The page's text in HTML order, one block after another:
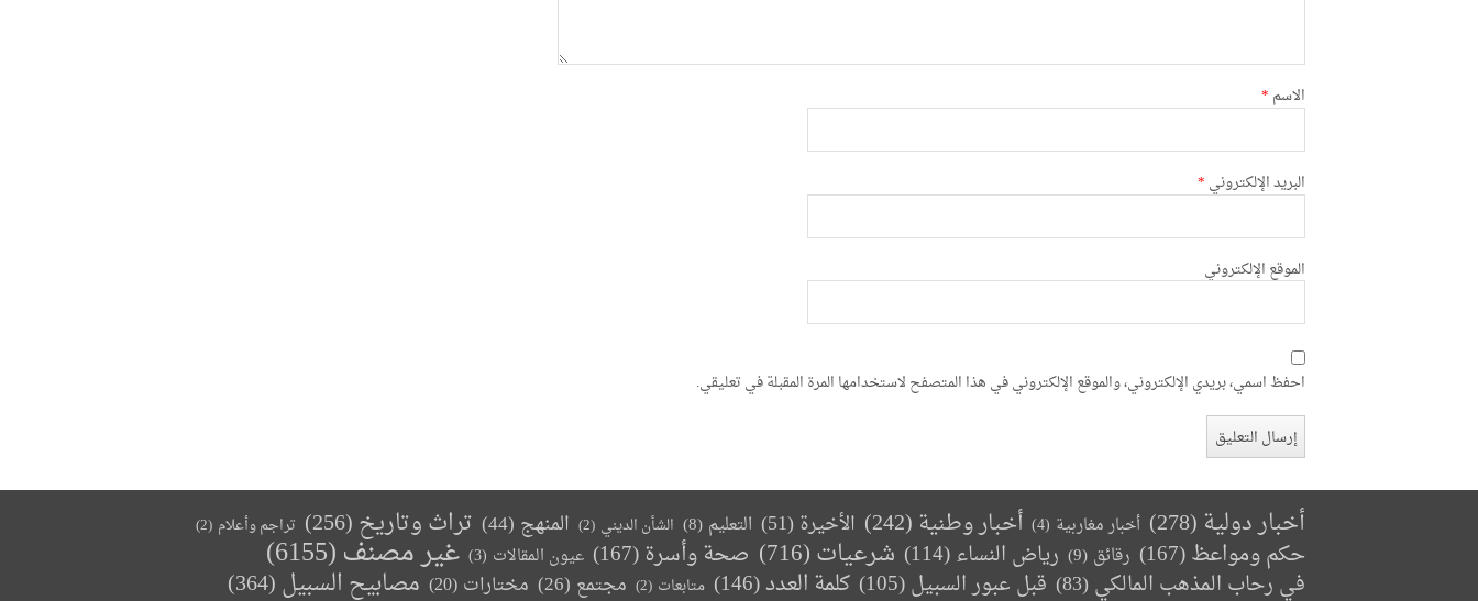
الاسم *
البريد الإلكتروني *
الموقع الإلكتروني
احفظ اسمي، بريدي الإلكتروني، والموقع الإلكتروني في هذا المتصفح لاستخدامها المرة المقبلة في تعليقي.
أخبار دولية (278) أخبار مغاربية (4) أخبار وطنية(242) الأخيرة (51) التعليم (8) الشأن الديني (2) المنهج (44) تراث وتاريخ(256) تراجم وأعلام (2)
حكم ومواعظ(167) رقائق (9) رياض النساء(114) شرعيات(716) صحة وأسرة(167) عيون المقالات (3) غير مصنف(6155)
في رحاب المذهب المالكي (83) قبل عبور السبيل(105) كلمة العدد(146) متابعات (2) مجتمع (26) مختارات (20) مصابيح السبيل(364)